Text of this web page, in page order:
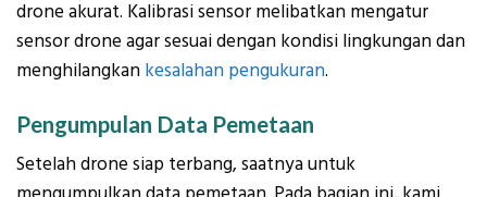
drone akurat. Kalibrasi sensor melibatkan mengatur
sensor drone agar sesuai dengan kondisi lingkungan dan
menghilangkan kesalahan pengukuran.
Pengumpulan Data Pemetaan
Setelah drone siap terbang, saatnya untuk